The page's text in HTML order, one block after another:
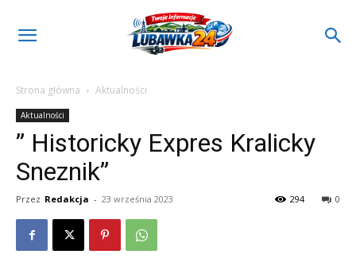
Strona główna Aktualności
Aktualności
” Historicky Expres Kralicky
Sneznik”
Przez Redakcja - 23 września 2023 0
294